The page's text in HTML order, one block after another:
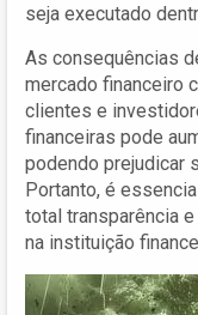
seja executado
As consequências
mercado financeiro
clientes e
financeiras pode
podendo prejudicar
Portanto, é
total transparência
na instituição